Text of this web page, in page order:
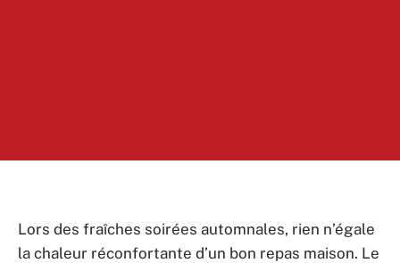
Lors des fraîches soirées automnales, rien n’égale
la chaleur réconfortante d’un bon repas maison. Le